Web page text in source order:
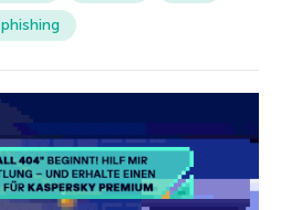
phishing